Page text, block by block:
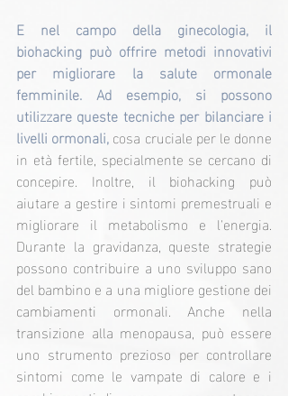
E nel campo della ginecologia, il
biohacking può offrire metodi innovativi
per migliorare la salute ormonale
femminile. Ad esempio, si possono
utilizzare queste tecniche per bilanciare i
livelli ormonali, cosa cruciale per le donne
in età fertile, specialmente se cercano di
concepire. Inoltre, il biohacking può
aiutare a gestire i sintomi premestruali e
migliorare il metabolismo e l'energia.
Durante la gravidanza, queste strategie
possono contribuire a uno sviluppo sano
del bambino e a una migliore gestione dei
cambiamenti ormonali. Anche nella
transizione alla menopausa, può essere
uno strumento prezioso per controllare
sintomi come le vampate di calore e i